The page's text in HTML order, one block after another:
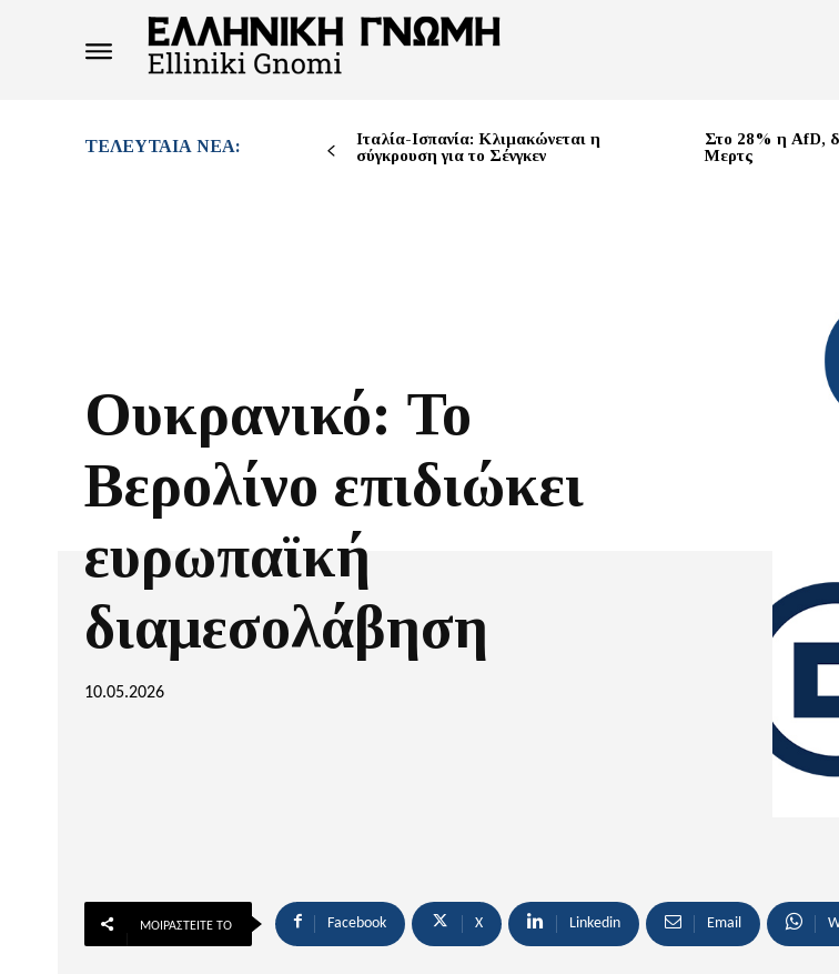
ΤΕΛΕΥΤΑΊΑ ΝΈΑ:
Ιταλία-Ισπανία: Κλιμακώνεται η
σύγκρουση για το Σένγκεν
Στο 28% η AfD,
Μερτς
Ουκρανικό: Το
Βερολίνο επιδιώκει
ευρωπαϊκή
διαμεσολάβηση
10.05.2026
ΜΟΙΡΑΣΤΕΊΤΕ ΤΟ Facebook X Linkedin Email